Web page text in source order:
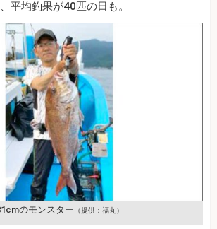
平均釣果が40匹の日も。
のモンスター （提供：福丸）